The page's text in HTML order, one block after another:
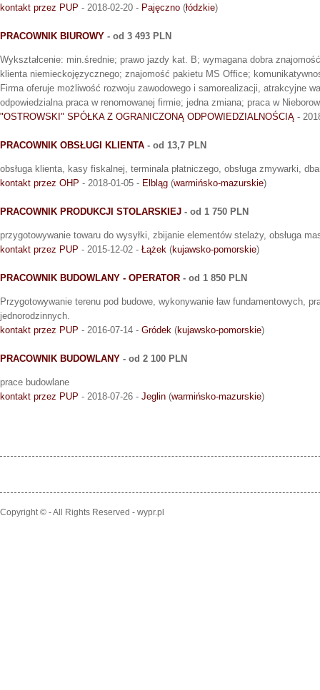
kontakt przez PUP - 2018-02-20 - Pajęczno (łódzkie)
PRACOWNIK BIUROWY - od 3 493 PLN
Wykształcenie: min.średnie; prawo jazdy kat. B; wymagana dobra
klienta niemieckojęzycznego; znajomość pakietu MS Office;
Firma oferuje możliwość rozwoju zawodowego i samorealizacji, atrakcyjne
odpowiedzialna praca w renomowanej firmie; jedna zmiana; praca w
"OSTROWSKI" SPÓŁKA Z OGRANICZONĄ ODPOWIEDZIALNOŚCIĄ -
PRACOWNIK OBSŁUGI KLIENTA - od 13,7 PLN
obsługa klienta, kasy fiskalnej, terminala płatniczego, obsługa zmywarki,
kontakt przez OHP - 2018-01-05 - Elbląg (warmińsko-mazurskie)
PRACOWNIK PRODUKCJI STOLARSKIEJ - od 1 750 PLN
przygotowywanie towaru do wysyłki, zbijanie elementów stelaży, obsługa
kontakt przez PUP - 2015-12-02 - Łążek (kujawsko-pomorskie)
PRACOWNIK BUDOWLANY - OPERATOR - od 1 850 PLN
Przygotowywanie terenu pod budowe, wykonywanie ław fundamentowych,
jednorodzinnych.
kontakt przez PUP - 2016-07-14 - Gródek (kujawsko-pomorskie)
PRACOWNIK BUDOWLANY - od 2 100 PLN
prace budowlane
kontakt przez PUP - 2018-07-26 - Jeglin (warmińsko-mazurskie)
Copyright © - All Rights Reserved - wypr.pl